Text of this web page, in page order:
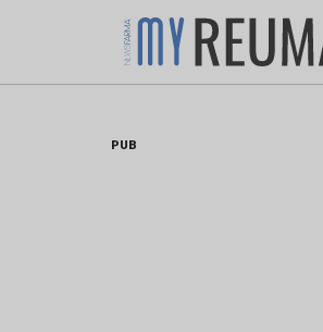
PUB